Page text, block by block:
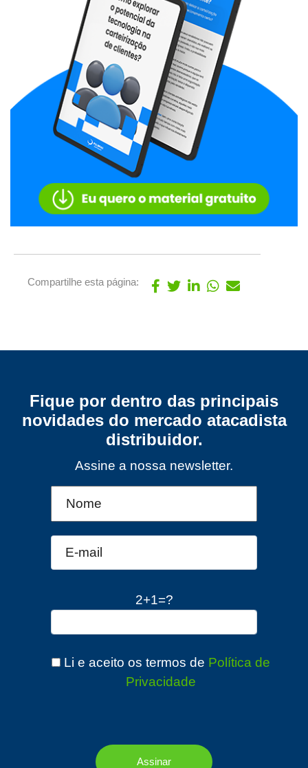
Compartilhe esta página:
Fique por dentro das principais
novidades do mercado atacadista
distribuidor.
Assine a nossa newsletter.
2+1=?
Li e aceito os termos de Política de
Privacidade